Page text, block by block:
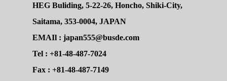
HEG Buliding, 5-22-26, Honcho, Shiki-City,
Saitama, 353-0004, JAPAN
EMAIl : japan555@busde.com
Tel : +81-48-487-7024
Fax : +81-48-487-7149